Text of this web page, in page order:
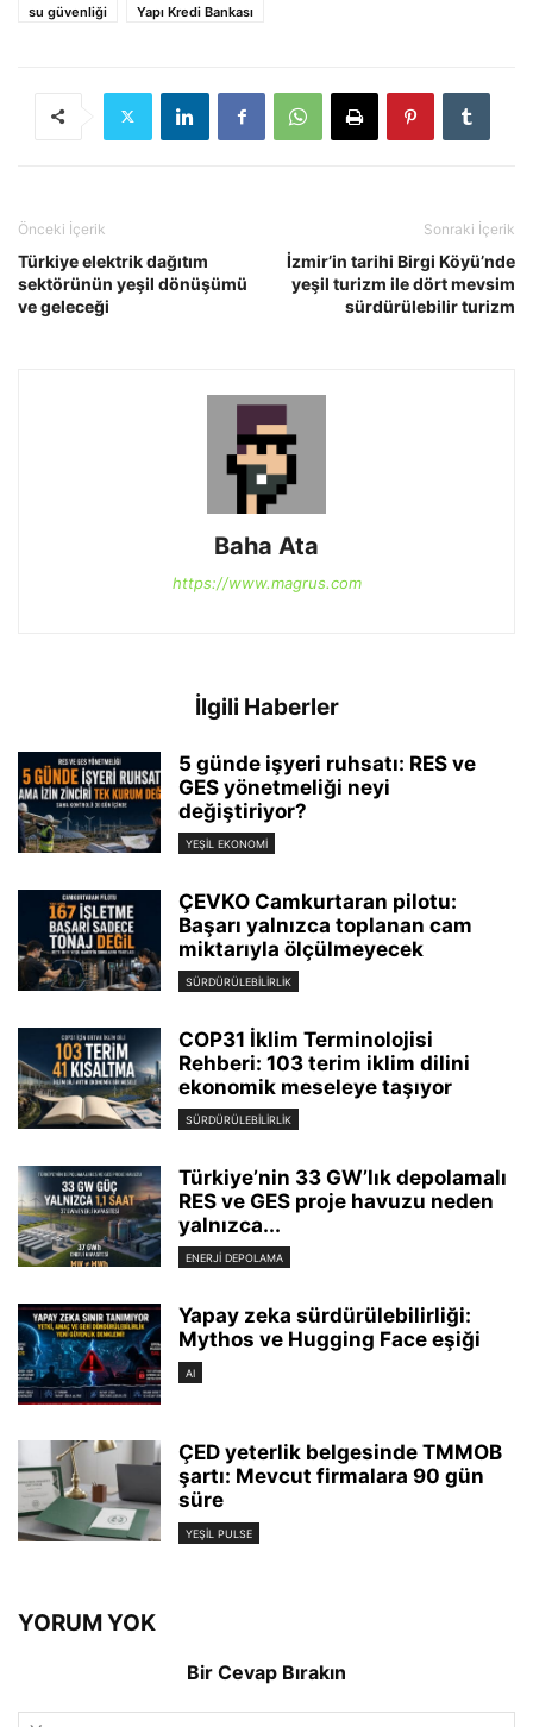
su güvenliği Yapı Kredi Bankası
Önceki İçerik
Türkiye elektrik dağıtım
sektörünün yeşil dönüşümü
ve geleceği
Sonraki İçerik
İzmir’in tarihi Birgi Köyü’nde
yeşil turizm ile dört mevsim
sürdürülebilir turizm
Baha Ata
https://www.magrus.com
İlgili Haberler
5 günde işyeri ruhsatı: RES ve
GES yönetmeliği neyi
değiştiriyor?
YEŞIL EKONOMI
ÇEVKO Camkurtaran pilotu:
Başarı yalnızca toplanan cam
miktarıyla ölçülmeyecek
SÜRDÜRÜLEBILIRLIK
COP31 İklim Terminolojisi
Rehberi: 103 terim iklim dilini
ekonomik meseleye taşıyor
SÜRDÜRÜLEBILIRLIK
Türkiye’nin 33 GW’lık depolamalı
RES ve GES proje havuzu neden
yalnızca...
ENERJI DEPOLAMA
Yapay zeka sürdürülebilirliği:
Mythos ve Hugging Face eşiği
AI
ÇED yeterlik belgesinde TMMOB
şartı: Mevcut firmalara 90 gün
süre
YEŞIL PULSE
YORUM YOK
Bir Cevap Bırakın